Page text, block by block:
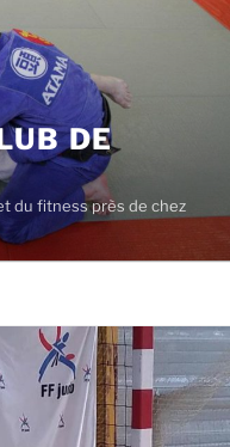
DE
du fitness près de chez